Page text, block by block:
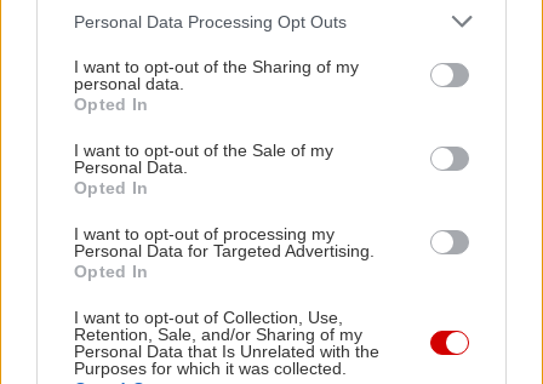
Please note that this website/app uses one or more Google
not limited to your visit or usage behaviour. You may click to
grant or deny consent to Google and its third-party tags to
use your data for below specified purposes in below Google
consent section.
Personal Data Processing Opt Outs
I want to opt-out of the Sharing of my
personal data.
Opted In
I want to opt-out of the Sale of my
Personal Data.
Opted In
I want to opt-out of processing my
Personal Data for Targeted Advertising.
Opted In
I want to opt-out of Collection, Use,
Retention, Sale, and/or Sharing of my
Personal Data that Is Unrelated with the
Purposes for which it was collected.
Δείτε ακόμη